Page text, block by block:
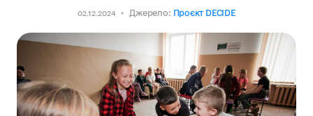
02.12.2024 Джерело: Проєкт DECIDE